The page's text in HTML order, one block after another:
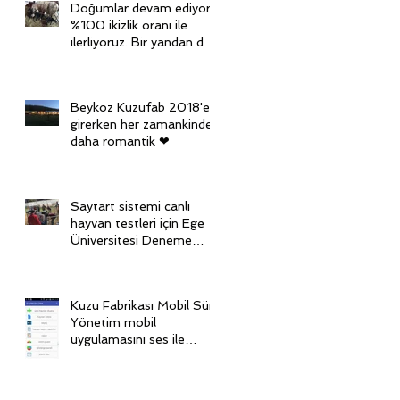
Doğumlar devam ediyor,
%100 ikizlik oranı ile
ilerliyoruz. Bir yandan da
Beykoz Kuzufab 2018'e
girerken her zamankinden
daha romantik ❤
Saytart sistemi canlı
hayvan testleri için Ege
Üniversitesi Deneme
Kuzu Fabrikası Mobil Sürü
Yönetim mobil
uygulamasını ses ile